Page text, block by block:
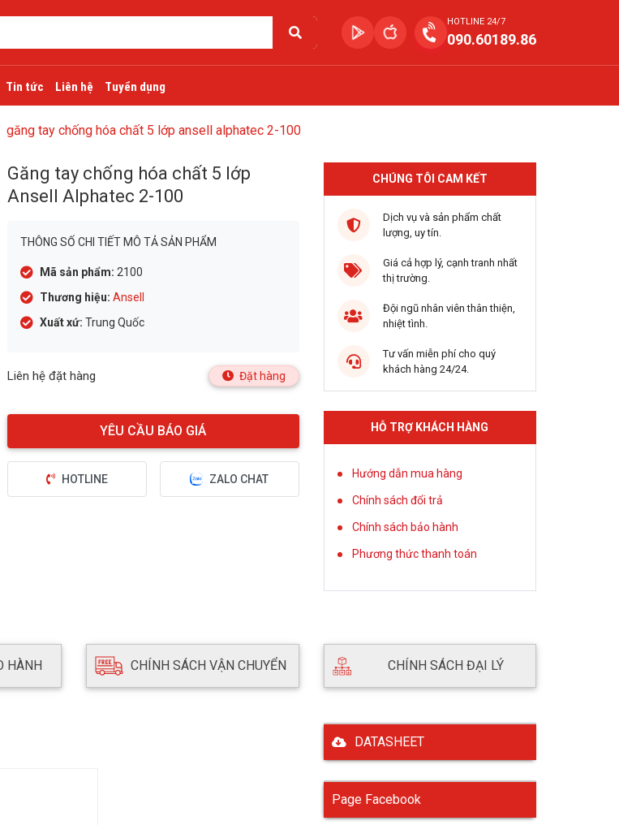
HOTLINE 24/7
090.60189.86
Tin tức Liên hệ Tuyển dụng
găng tay chống hóa chất 5 lớp ansell alphatec 2-100
Găng tay chống hóa chất 5 lớp
Ansell Alphatec 2-100
THÔNG SỐ CHI TIẾT MÔ TẢ SẢN PHẨM
Mã sản phẩm: 2100
Thương hiệu: Ansell
Xuất xứ: Trung Quốc
Liên hệ đặt hàng Đặt hàng
HOTLINE ZALO CHAT
CHÚNG TÔI CAM KẾT
Dịch vụ và sản phẩm chất
lượng, uy tín.
Giá cả hợp lý, cạnh tranh nhất
thị trường.
Đội ngũ nhân viên thân thiện,
nhiệt tình.
Tư vấn miễn phí cho quý
khách hàng 24/24.
HỖ TRỢ KHÁCH HÀNG
Hướng dẫn mua hàng
Chính sách đổi trả
Chính sách bảo hành
Phương thức thanh toán
HÀNH CHÍNH SÁCH VẬN CHUYỂN CHÍNH SÁCH ĐẠI LÝ
DATASHEET
Page Facebook